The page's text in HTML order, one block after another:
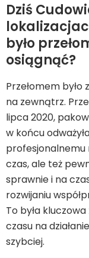
Dziś
było
osiągnąć?
Przełomem
na zewnątrz.
lipca 2020,
w końcu
profesjonalnemu
czas, ale też
sprawnie i na
rozwijaniu
To była
czasu na
szybciej.